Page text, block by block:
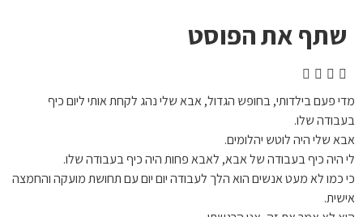
שתף את הפוסט
מדי פעם בילדותי, בחופש הגדול, אבא שלי נהג לקחת אותי ליום כיף
בעבודה שלו.
אבא שלי היה לוטש יהלומים.
לי היה כיף בעבודה של אבא, לאבא פחות היה כיף בעבודה שלו.
כי כמו לא מעט אנשים הוא הלך לעבודה יום יום עם תחושת מועקה והחמצה
אישית.